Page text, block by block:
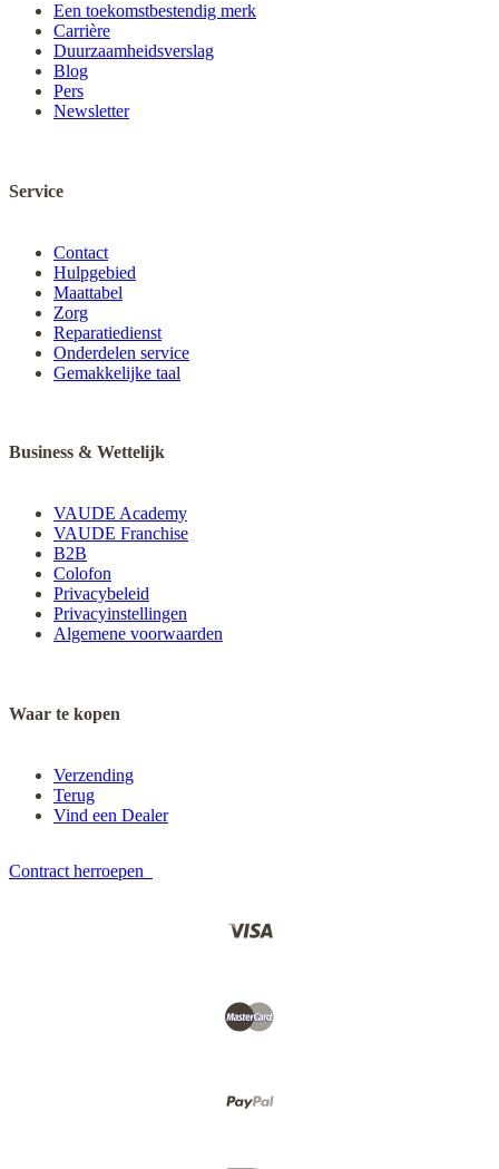
Een toekomstbestendig merk
Carrière
Duurzaamheidsverslag
Blog
Pers
Newsletter
Service
Contact
Hulpgebied
Maattabel
Zorg
Reparatiedienst
Onderdelen service
Gemakkelijke taal
Business & Wettelijk
VAUDE Academy
VAUDE Franchise
B2B
Colofon
Privacybeleid
Privacyinstellingen
Algemene voorwaarden
Waar te kopen
Verzending
Terug
Vind een Dealer
Contract herroepen